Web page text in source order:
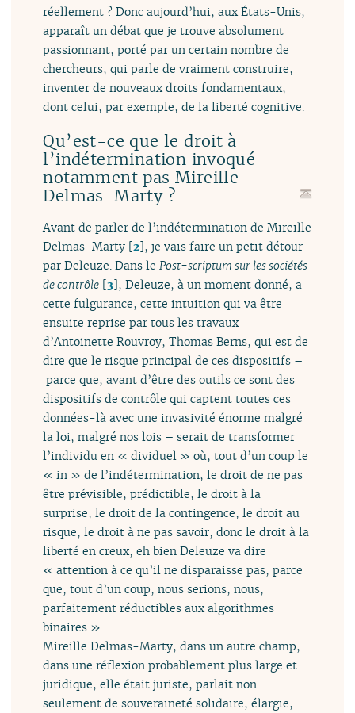
réellement ? Donc aujourd’hui, aux États-Unis,
apparaît un débat que je trouve absolument
passionnant, porté par un certain nombre de
chercheurs, qui parle de vraiment construire,
inventer de nouveaux droits fondamentaux,
dont celui, par exemple, de la liberté cognitive.
Qu’est-ce que le droit à
l’indétermination invoqué
notamment pas Mireille
Delmas-Marty ?
Avant de parler de l’indétermination de Mireille
Delmas-Marty [2], je vais faire un petit détour
par Deleuze. Dans le Post-scriptum sur les sociétés
de contrôle [3], Deleuze, à un moment donné, a
cette fulgurance, cette intuition qui va être
ensuite reprise par tous les travaux
d’Antoinette Rouvroy, Thomas Berns, qui est de
dire que le risque principal de ces dispositifs –
parce que, avant d’être des outils ce sont des
dispositifs de contrôle qui captent toutes ces
données-là avec une invasivité énorme malgré
la loi, malgré nos lois – serait de transformer
l’individu en « dividuel » où, tout d’un coup le
« in » de l’indétermination, le droit de ne pas
être prévisible, prédictible, le droit à la
surprise, le droit de la contingence, le droit au
risque, le droit à ne pas savoir, donc le droit à la
liberté en creux, eh bien Deleuze va dire
« attention à ce qu’il ne disparaisse pas, parce
que, tout d’un coup, nous serions, nous,
parfaitement réductibles aux algorithmes
binaires ».
Mireille Delmas-Marty, dans un autre champ,
dans une réflexion probablement plus large et
juridique, elle était juriste, parlait non
seulement de souveraineté solidaire, élargie,